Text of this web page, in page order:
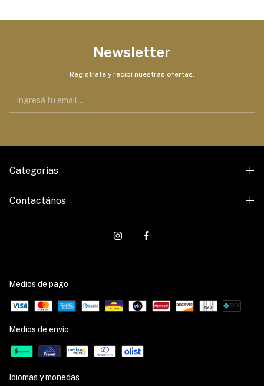
Newsletter
Registrate y recibí nuestras ofertas.
Categorías
Contactános
Medios de pago
Medios de envío
Idiomas y monedas